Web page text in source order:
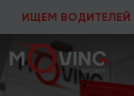
ИЩЕМ ВОДИТЕЛЕЙ